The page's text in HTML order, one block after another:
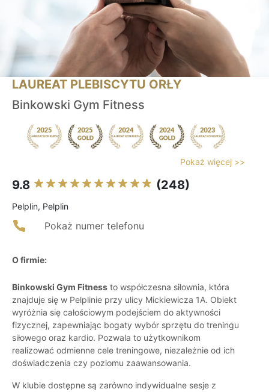
LAUREAT PLEBISCYTU ORŁY
Binkowski Gym Fitness
Pokaż więcej >>
9.8 (248)
Pelplin, Pelplin
Pokaż numer telefonu
O firmie:
Binkowski Gym Fitness to współczesna siłownia, która
znajduje się w Pelplinie przy ulicy Mickiewicza 1A. Obiekt
wyróżnia się całościowym podejściem do aktywności
fizycznej, zapewniając bogaty wybór sprzętu do treningu
siłowego oraz kardio. Pozwala to użytkownikom
realizować odmienne cele treningowe, niezależnie od ich
doświadczenia czy poziomu zaawansowania.
W klubie dostępne są zarówno indywidualne sesje z